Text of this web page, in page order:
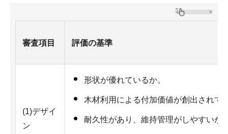
審査項目 評価の基準
(1)デザイ
ン
形状が優れているか。
木材利用による付加価値が創出されて
耐久性があり、維持管理がしやすいか